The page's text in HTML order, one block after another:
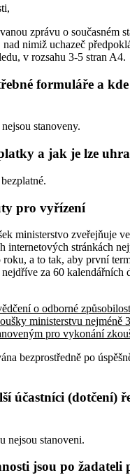
zprávu o současném
nimiž uchazeč
v rozsahu 3-5 stran A4.
formuláře a
stanoveny.
a jak je lze
pro vyřízení
ministerstvo zveřejňuje
internetových stránkách
roku, a to tak, aby první
za 60 kalendářních
o odborné
ministerstvu nejméně
pro vykonání
bezprostředně po
účastníci (dotčení)
nejsou stanoveni.
jsou po žadateli